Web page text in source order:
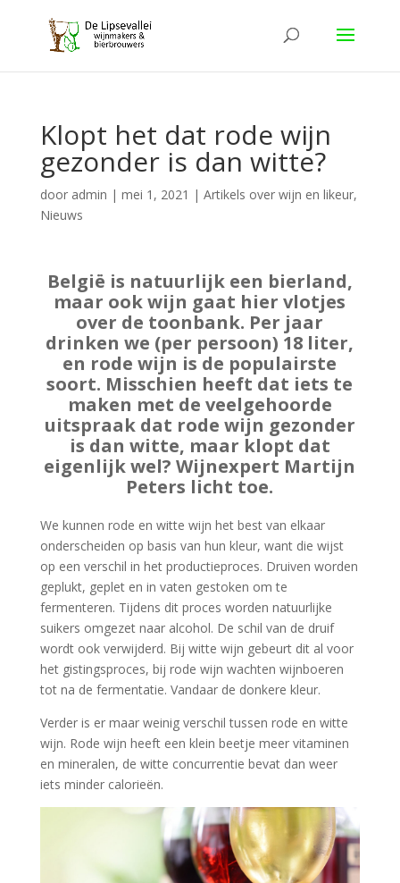
Klopt het dat rode wijn
gezonder is dan witte?
door admin | mei 1, 2021 | Artikels over wijn en likeur,
Nieuws
België is natuurlijk een bierland,
maar ook wijn gaat hier vlotjes
over de toonbank. Per jaar
drinken we (per persoon) 18 liter,
en rode wijn is de populairste
soort. Misschien heeft dat iets te
maken met de veelgehoorde
uitspraak dat rode wijn gezonder
is dan witte, maar klopt dat
eigenlijk wel? Wijnexpert Martijn
Peters licht toe.
We kunnen rode en witte wijn het best van elkaar
onderscheiden op basis van hun kleur, want die wijst
op een verschil in het productieproces. Druiven worden
geplukt, geplet en in vaten gestoken om te
fermenteren. Tijdens dit proces worden natuurlijke
suikers omgezet naar alcohol. De schil van de druif
wordt ook verwijderd. Bij witte wijn gebeurt dit al voor
het gistingsproces, bij rode wijn wachten wijnboeren
tot na de fermentatie. Vandaar de donkere kleur.
Verder is er maar weinig verschil tussen rode en witte
wijn. Rode wijn heeft een klein beetje meer vitaminen
en mineralen, de witte concurrentie bevat dan weer
iets minder calorieën.